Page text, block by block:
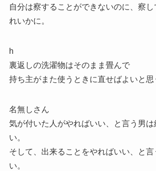
自分は察することができないのに、察し
れいかに。
h
裏返しの洗濯物はそのまま畳んで
持ち主がまた使うときに直せばよいと思
名無しさん
気が付いた人がやればいい、と言う男
い。
そして、出来ることをやればいい、と
い。